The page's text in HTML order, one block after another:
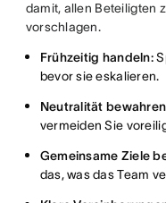
damit, allen Beteiligten
vorschlagen.
Frühzeitig handeln:
bevor sie eskalieren.
Neutralität
vermeiden Sie
Gemeinsame Ziele
das, was das Team